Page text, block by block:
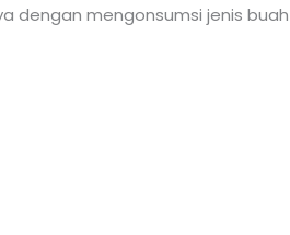
dengan mengonsumsi jenis